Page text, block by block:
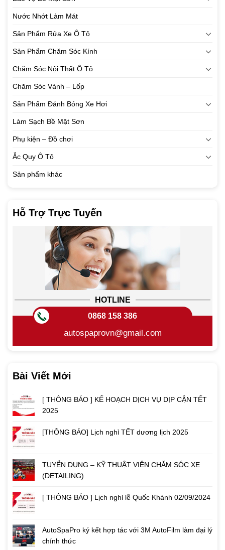
Nước Nhớt Làm Mát
Sản Phẩm Rửa Xe Ô Tô
Sản Phẩm Chăm Sóc Kính
Chăm Sóc Nội Thất Ô Tô
Chăm Sóc Vành – Lốp
Sản Phẩm Đánh Bóng Xe Hơi
Làm Sạch Bề Mặt Sơn
Phụ kiện – Đồ chơi
Ắc Quy Ô Tô
Sản phẩm khác
Hỗ Trợ Trực Tuyến
HOTLINE
0868 158 386
autospaprovn@gmail.com
Bài Viết Mới
[ THÔNG BÁO ] KẾ HOẠCH DỊCH VỤ DỊP CẬN TẾT
2025
[THÔNG BÁO] Lịch nghỉ TẾT dương lịch 2025
TUYỂN DỤNG – KỸ THUẬT VIÊN CHĂM SÓC XE
(DETAILING)
[ THÔNG BÁO ] Lịch nghỉ lễ Quốc Khánh 02/09/2024
AutoSpaPro ký kết hợp tác với 3M AutoFilm làm đại lý
chính thức